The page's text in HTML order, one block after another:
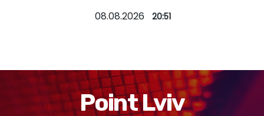
й
08.08.2026 20:51
Point Lviv